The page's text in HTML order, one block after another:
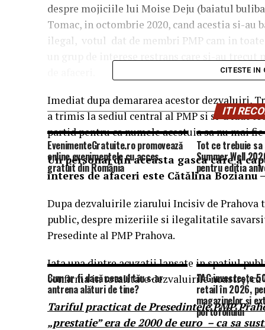
despre mojiciile lui Moise Deju (baiatul
Tomac, in octombrie 2020, cand acestia si-
ilegal, votul dat de membri PMP cam in
Imediat dupa demararea acestor dezvaluiri,
a trimis la sediul central al PMP si si-a luat
partid pentru ca numele acestuia sa nu mai
Un personaj din aceasta gasca care a
interes de afaceri este Cătălina Bozianu
Dupa dezvaluirile ziarului Incisiv de
public, despre mizeriile si ilegalitatile
Presedinte al PMP Prahova.
Iata una dintre acuzatii lansate in spatiul
confirma in totalitate dezvaluirile noastre, cu
Tariful practicat de Presedintele PMP
„prestatie” era de 2000 de euro – ca sa
CITESTE IN
ITI
EvenimenteGratuite.ro promovează
online evenimentele cu acces
gratuit din România
Tot ce trebuie
Summer Well
pentru editia
Cum ar fi dacă ceasul tău s-ar
antrena alături de tine?
TAG investește
retail în 2026,
magazinelor și
portofoliului